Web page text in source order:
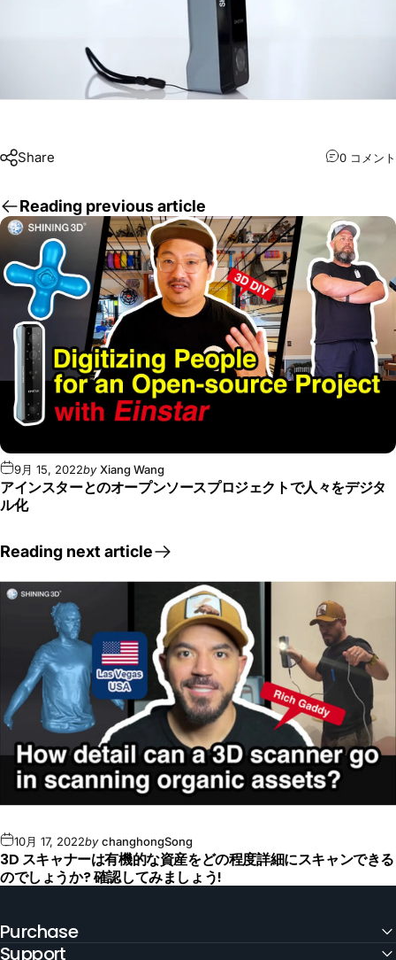
Share 0 コメント
Reading previous article
9月 15, 2022byXiang Wang
アインスターとのオープンソースプロジェクトで人々をデジタ
ル化
Reading next article
10月 17, 2022bychanghongSong
3D スキャナーは有機的な資産をどの程度詳細にスキャンできる
のでしょうか? 確認してみましょう!
Purchase
Support